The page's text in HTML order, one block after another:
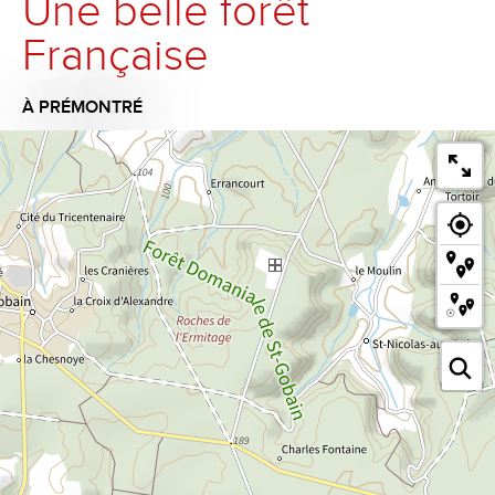
Une belle forêt
Française
À PRÉMONTRÉ